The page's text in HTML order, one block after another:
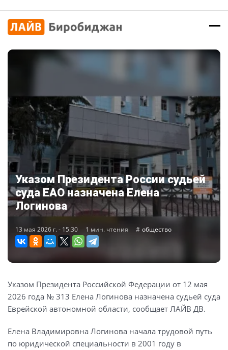
Указом Президента России судьей
суда ЕАО назначена Елена
Логинова
13 мая 2026 г. - 15:30 1 мин. чтения общество
Указом Президента Российской Федерации от 12 мая
2026 года № 313 Елена Логинова назначена судьей суда
Еврейской автономной области, сообщает ЛАЙВ ДВ.
Елена Владимировна Логинова начала трудовой путь
по юридической специальности в 2001 году в